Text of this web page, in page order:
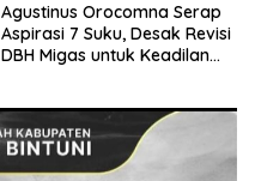
Agustinus Orocomna Serap
Aspirasi 7 Suku, Desak Revisi
DBH Migas untuk Keadilan